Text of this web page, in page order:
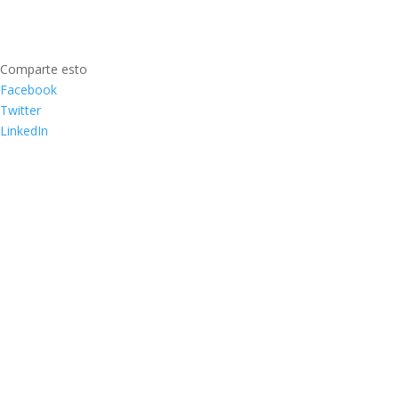
Comparte esto
Facebook
Twitter
LinkedIn